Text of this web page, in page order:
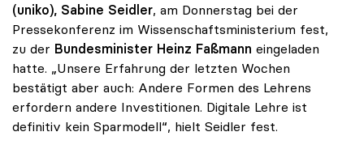
(uniko), Sabine Seidler, am Donnerstag bei der
Pressekonferenz im Wissenschaftsministerium fest,
zu der Bundesminister Heinz Faßmann eingeladen
hatte. „Unsere Erfahrung der letzten Wochen
bestätigt aber auch: Andere Formen des Lehrens
erfordern andere Investitionen. Digitale Lehre ist
definitiv kein Sparmodell“, hielt Seidler fest.